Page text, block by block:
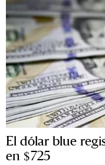
El dólar blue
en $725